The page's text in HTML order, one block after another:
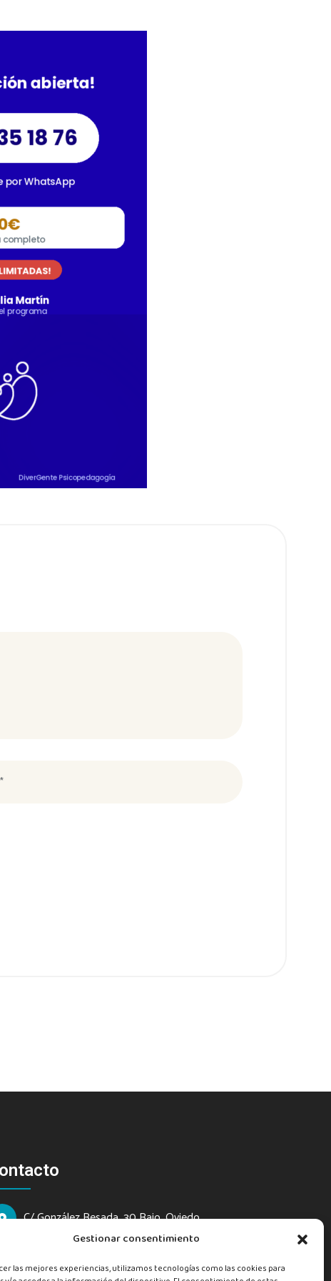
Gestionar consentimiento
las mejores experiencias, utilizamos tecnologías como las cookies para
C/ González Besada, 30 Bajo, Oviedo